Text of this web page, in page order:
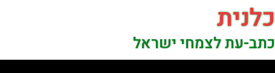
כלנית
כתב-עת לצמחי ישראל